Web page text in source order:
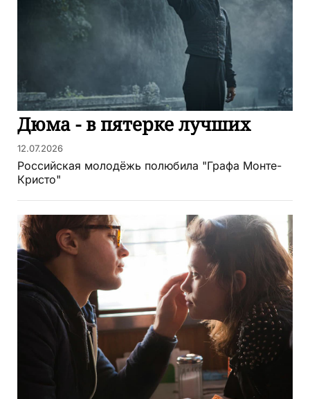
Дюма - в пятерке лучших
12.07.2026
Российская молодёжь полюбила "Графа Монте-
Кристо"